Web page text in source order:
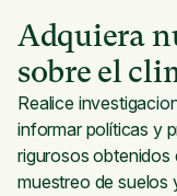
Adquiera
sobre el
Realice
informar políticas y
rigurosos obtenidos
muestreo de suelos